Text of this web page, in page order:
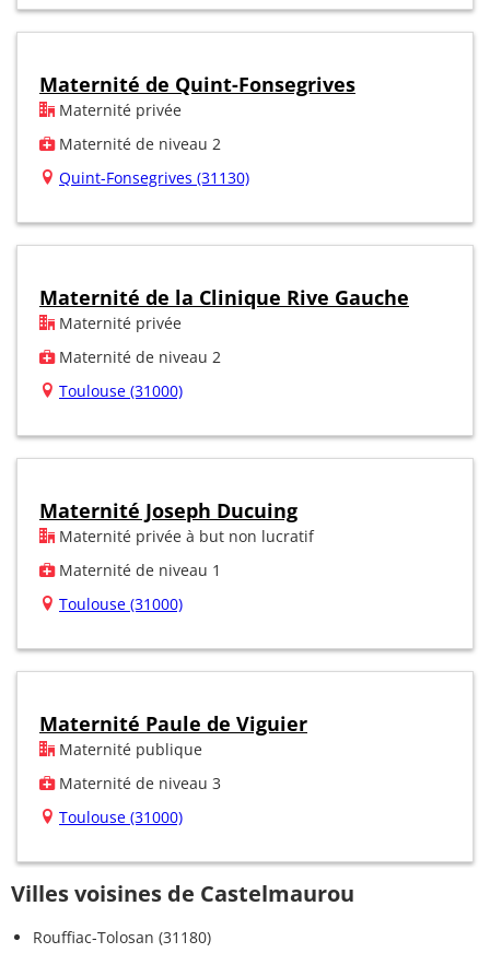
Maternité de Quint-Fonsegrives
Maternité privée
Maternité de niveau 2
Quint-Fonsegrives (31130)
Maternité de la Clinique Rive Gauche
Maternité privée
Maternité de niveau 2
Toulouse (31000)
Maternité Joseph Ducuing
Maternité privée à but non lucratif
Maternité de niveau 1
Toulouse (31000)
Maternité Paule de Viguier
Maternité publique
Maternité de niveau 3
Toulouse (31000)
Villes voisines de Castelmaurou
Rouffiac-Tolosan (31180)